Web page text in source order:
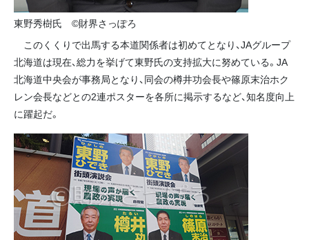
東野秀樹氏 ©財界さっぽろ
このくくりで出馬する本道関係者は初めてとなり、JAグループ
北海道は現在、総力を挙げて東野氏の支持拡大に努めている。JA
北海道中央会が事務局となり、同会の樽井功会長や篠原末治ホク
レン会長などとの2連ポスターを各所に掲示するなど、知名度向上
に躍起だ。